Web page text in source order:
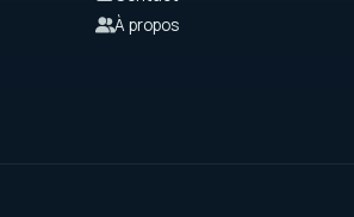
À propos